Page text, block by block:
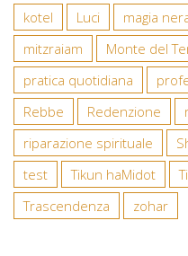
kotel
Luci magia
mitzraiam
Monte del
pratica quotidiana
Rebbe
Redenzione
riparazione spirituale
test
Tikun haMidot
Trascendenza
zohar